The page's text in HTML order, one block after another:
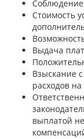
Стоимость
Выдача
Взыскание
расходов
выплатой